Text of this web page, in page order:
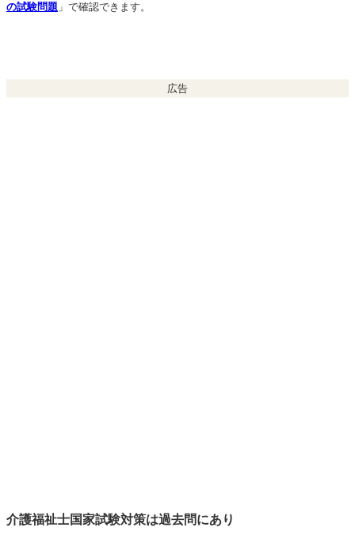
の試験問題 」で確認できます。
広告
介護福祉士国家試験対策は過去問にあり